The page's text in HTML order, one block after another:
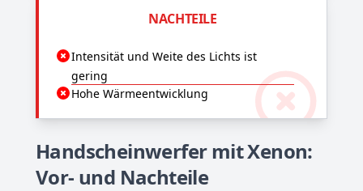
NACHTEILE
Intensität und Weite des Lichts ist
gering
Hohe Wärmeentwicklung
Handscheinwerfer mit Xenon:
Vor- und Nachteile